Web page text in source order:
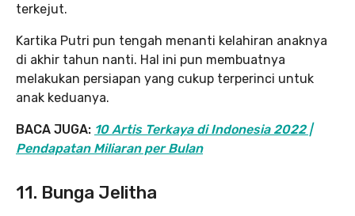
terkejut.
Kartika Putri pun tengah menanti kelahiran anaknya
di akhir tahun nanti. Hal ini pun membuatnya
melakukan persiapan yang cukup terperinci untuk
anak keduanya.
BACA JUGA: 10 Artis Terkaya di Indonesia 2022 |
Pendapatan Miliaran per Bulan
11. Bunga Jelitha